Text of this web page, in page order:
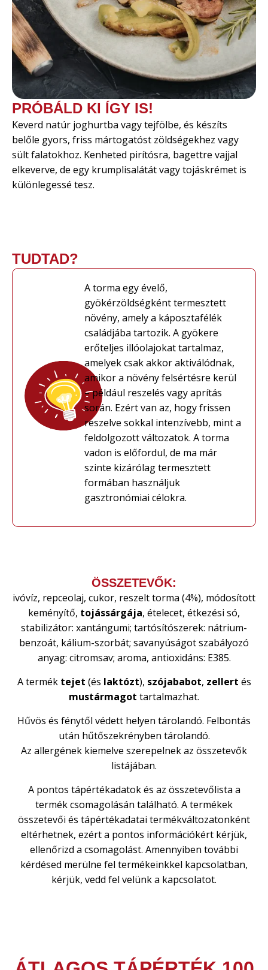
PRÓBÁLD KI ÍGY IS!
Keverd natúr joghurtba vagy tejfölbe, és készíts
belőle gyors, friss mártogatóst zöldségekhez vagy
sült falatokhoz. Kenheted pirítósra, bagettre vajjal
elkeverve, de egy krumplisalátát vagy tojáskrémet is
különlegessé tesz.
TUDTAD?
A torma egy évelő,
gyökérzöldségként termesztett
növény, amely a káposztafélék
családjába tartozik. A gyökere
erőteljes illóolajokat tartalmaz,
amelyek csak akkor aktiválódnak,
amikor a növény felsértésre kerül
– például reszelés vagy aprítás
során. Ezért van az, hogy frissen
reszelve sokkal intenzívebb, mint a
feldolgozott változatok. A torma
vadon is előfordul, de ma már
szinte kizárólag termesztett
formában használjuk
gasztronómiai célokra.
ÖSSZETEVŐK:
ivóvíz, repceolaj, cukor, reszelt torma (4%), módosított
keményítő, tojássárgája, ételecet, étkezési só,
stabilizátor: xantángumi; tartósítószerek: nátrium-
benzoát, kálium-szorbát; savanyúságot szabályozó
anyag: citromsav; aroma, antioxidáns: E385.
A termék tejet (és laktózt), szójababot, zellert és
mustármagot tartalmazhat.
Hűvös és fénytől védett helyen tárolandó. Felbontás
után hűtőszekrényben tárolandó.
Az allergének kiemelve szerepelnek az összetevők
listájában.
A pontos tápértékadatok és az összetevőlista a
termék csomagolásán található. A termékek
összetevői és tápértékadatai termékváltozatonként
eltérhetnek, ezért a pontos információkért kérjük,
ellenőrizd a csomagolást. Amennyiben további
kérdésed merülne fel termékeinkkel kapcsolatban,
kérjük, vedd fel velünk a kapcsolatot.